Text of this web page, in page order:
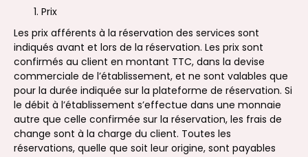
Prix
Les prix afférents à la réservation des services sont
indiqués avant et lors de la réservation. Les prix sont
confirmés au client en montant TTC, dans la devise
commerciale de l’établissement, et ne sont valables que
pour la durée indiquée sur la plateforme de réservation. Si
le débit à l’établissement s’effectue dans une monnaie
autre que celle confirmée sur la réservation, les frais de
change sont à la charge du client. Toutes les
réservations, quelle que soit leur origine, sont payables